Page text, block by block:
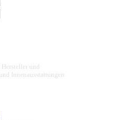
und
Innenausstattungen